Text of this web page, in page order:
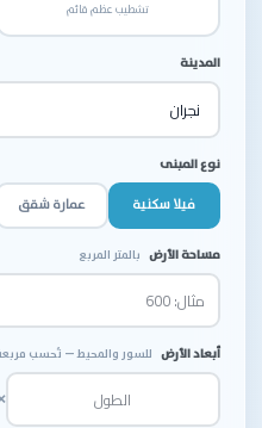
تشطيب عظم قائم
المدينة
نوع المبنى
فيلا سكنية
عمارة شقق
مساحة الأرض بالمتر المربع
أبعاد الأرض للسور والمحيط — تُحسب مربعة